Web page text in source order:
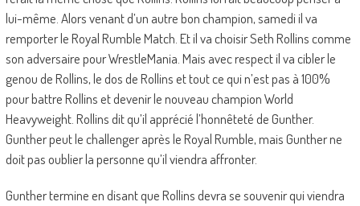
lui-même. Alors venant d’un autre bon champion, samedi il va
remporter le Royal Rumble Match. Et il va choisir Seth Rollins comme
son adversaire pour WrestleMania. Mais avec respect il va cibler le
genou de Rollins, le dos de Rollins et tout ce qui n’est pas à 100%
pour battre Rollins et devenir le nouveau champion World
Heavyweight. Rollins dit qu’il apprécié l’honnêteté de Gunther.
Gunther peut le challenger après le Royal Rumble, mais Gunther ne
doit pas oublier la personne qu’il viendra affronter.
Gunther termine en disant que Rollins devra se souvenir qui viendra